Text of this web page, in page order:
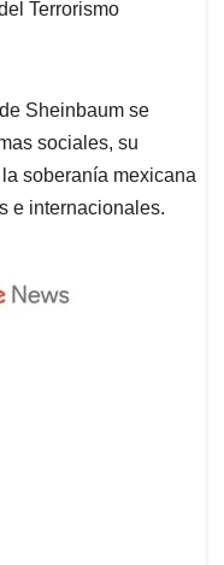
Terrorismo
Sheinbaum se
sociales, su
soberanía mexicana
e internacionales.